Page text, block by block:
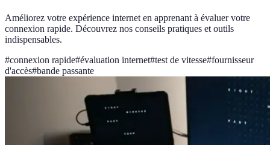
Améliorez votre expérience internet en apprenant à évaluer votre
connexion rapide. Découvrez nos conseils pratiques et outils
indispensables.
#connexion rapide#évaluation internet#test de vitesse#fournisseur
d'accès#bande passante